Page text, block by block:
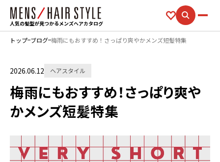
人気の髪型が見つかるメンズヘアカタログ
トップ ブログ 梅雨にもおすすめ！さっぱり爽やかメンズ短髪特集
2026.06.12 ヘアスタイル
梅雨にもおすすめ！さっぱり爽や
かメンズ短髪特集